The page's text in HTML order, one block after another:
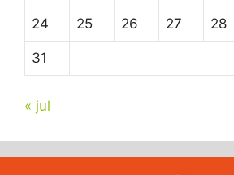
24 25 26 27 28
31
« jul